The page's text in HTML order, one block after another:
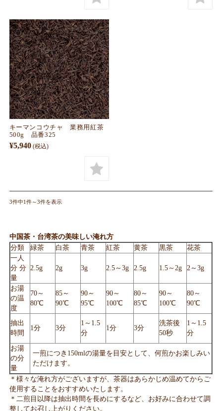
キーマンコウチャ 業務用紅茶
500g 品番325
¥5,940 (税込)
3件中1件～3件を表示
中国茶・台湾茶の美味しい淹れ方
分類
緑茶 白茶 青茶 紅茶 黄茶 黒茶
花茶
一人
分 分
量
2.5g 2g 3g 2.5～3g 2.5g 1.5～2g 2～3g
お湯
の温
度
70～
80℃
85～
90℃
90～
95℃
90～
100℃
80～
85℃
90～
100℃
80～
90℃
抽出
時間
1分 3分
1～1.5
分
1分 3分
洗茶後
50秒
1～1.5
分
お湯
の分
量
一煎につき150mlの湯量を目安として、何煎かお楽しみい
ただけます。
＊様々な淹れ方がございますが、茶器はあらかじめ温めてからご
使用することをおすすめいたします。
＊二煎目以降は抽出時間を長めにするなど、お好みに合わせて調
整してお召し上がりください。